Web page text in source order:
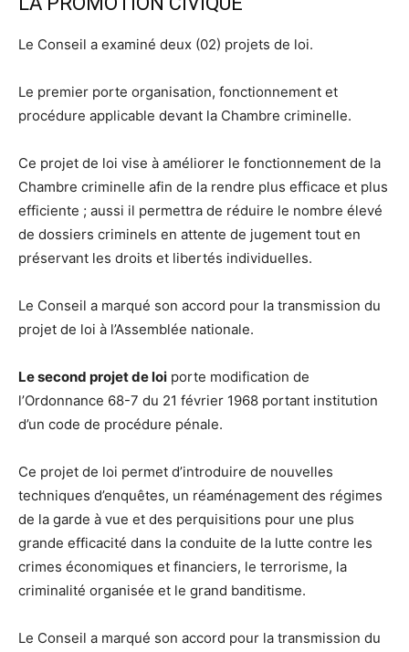
Le Conseil a examiné deux (02) projets de loi.
Le premier porte organisation, fonctionnement et
procédure applicable devant la Chambre criminelle.
Ce projet de loi vise à améliorer le fonctionnement de la
Chambre criminelle afin de la rendre plus efficace et plus
efficiente ; aussi il permettra de réduire le nombre élevé
de dossiers criminels en attente de jugement tout en
préservant les droits et libertés individuelles.
Le Conseil a marqué son accord pour la transmission du
projet de loi à l’Assemblée nationale.
Le second projet de loi porte modification de
l’Ordonnance 68-7 du 21 février 1968 portant institution
d’un code de procédure pénale.
Ce projet de loi permet d’introduire de nouvelles
techniques d’enquêtes, un réaménagement des régimes
de la garde à vue et des perquisitions pour une plus
grande efficacité dans la conduite de la lutte contre les
crimes économiques et financiers, le terrorisme, la
criminalité organisée et le grand banditisme.
Le Conseil a marqué son accord pour la transmission du